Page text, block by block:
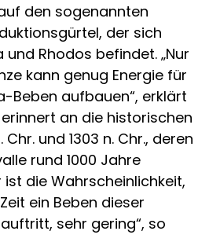
den sogenannten
der sich
Rhodos befindet. „Nur
kann genug Energie für
Beben aufbauen“, erklärt
an die historischen
und 1303 n. Chr., deren
rund 1000 Jahre
ist die Wahrscheinlichkeit,
ein Beben dieser
sehr gering“, so